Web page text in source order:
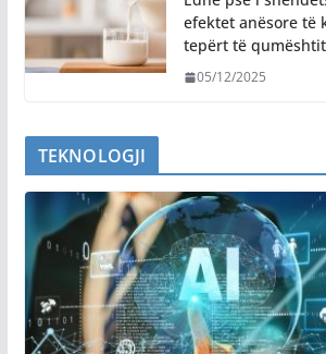
efektet anësore të
tepërt të qumështit
05/12/2025
TEKNOLOGJI